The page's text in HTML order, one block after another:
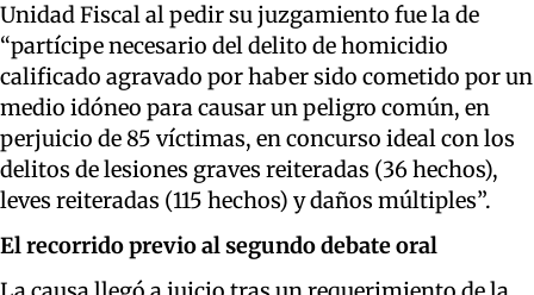
Unidad Fiscal al pedir su juzgamiento fue la de
“partícipe necesario del delito de homicidio
calificado agravado por haber sido cometido por un
medio idóneo para causar un peligro común, en
perjuicio de 85 víctimas, en concurso ideal con los
delitos de lesiones graves reiteradas (36 hechos),
leves reiteradas (115 hechos) y daños múltiples”.
El recorrido previo al segundo debate oral